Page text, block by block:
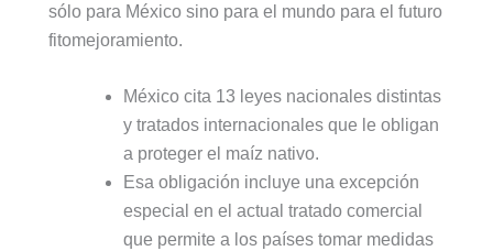
sólo para México sino para el mundo para el futuro
fitomejoramiento.
México cita 13 leyes nacionales distintas
y tratados internacionales que le obligan
a proteger el maíz nativo.
Esa obligación incluye una excepción
especial en el actual tratado comercial
que permite a los países tomar medidas